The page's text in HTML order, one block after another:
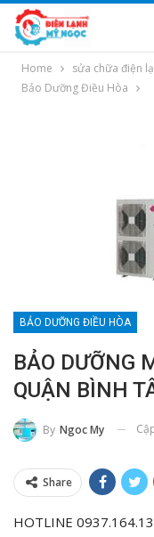
Home sửa chữa điện
Bảo Dưỡng Điều Hòa
BẢO DƯỠNG ĐIỀU HÒA
BẢO DƯỠNG
QUẬN BÌNH
By Ngoc My
Share
HOTLINE